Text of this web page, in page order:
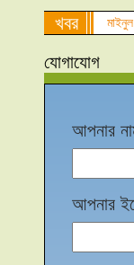
খবর
যোগাযোগ
আপনার
আপনার